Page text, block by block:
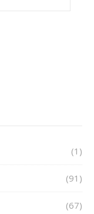
(1)
(91)
(67)